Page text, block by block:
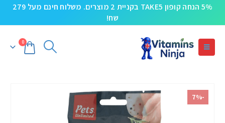
5% הנחה קופון TAKE5 בקניית 2 מוצרים. משלוח חינם מעל 279
שח!
0
-7%